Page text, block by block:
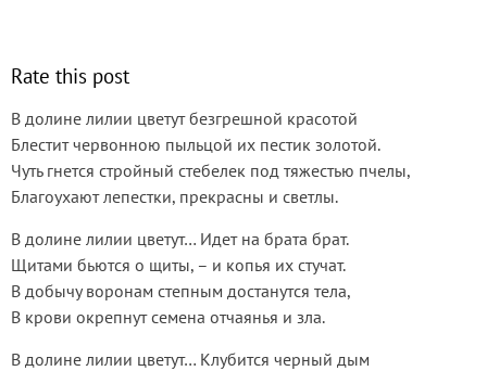
Rate this post
В долине лилии цветут безгрешной красотой
Блестит червонною пыльцой их пестик золотой.
Чуть гнется стройный стебелек под тяжестью пчелы,
Благоухают лепестки, прекрасны и светлы.
В долине лилии цветут… Идет на брата брат.
Щитами бьются о щиты, – и копья их стучат.
В добычу воронам степным достанутся тела,
В крови окрепнут семена отчаянья и зла.
В долине лилии цветут… Клубится черный дым